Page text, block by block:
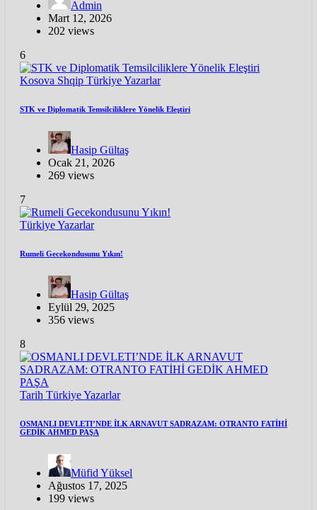
Admin
Mart 12, 2026
202 views
6
Kosova Shqip TürkiyeYazarlar
STK ve Diplomatik Temsilciliklere Yönelik Eleştiri
Hasip Gültaş
Ocak 21, 2026
269 views
7
TürkiyeYazarlar
Rumeli Gecekondusunu Yıkın!
Hasip Gültaş
Eylül 29, 2025
356 views
8
Tarih TürkiyeYazarlar
OSMANLI DEVLETI’NDE İLK ARNAVUT SADRAZAM: OTRANTO FATİHİ
GEDİK AHMED PAŞA
Müfid Yüksel
Ağustos 17, 2025
199 views